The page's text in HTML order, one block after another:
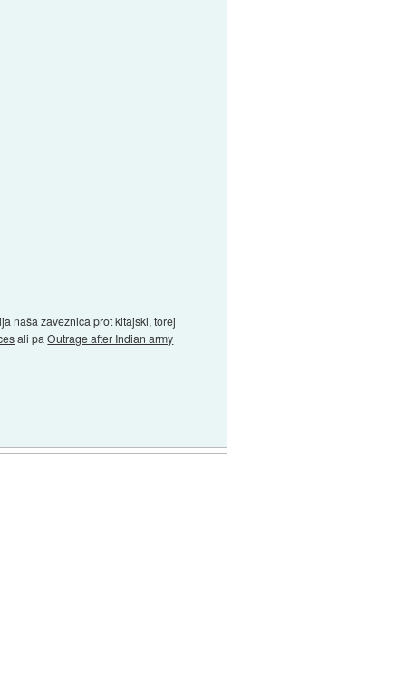
naša zaveznica prot kitajski, torej
ali paOutrage after Indian army